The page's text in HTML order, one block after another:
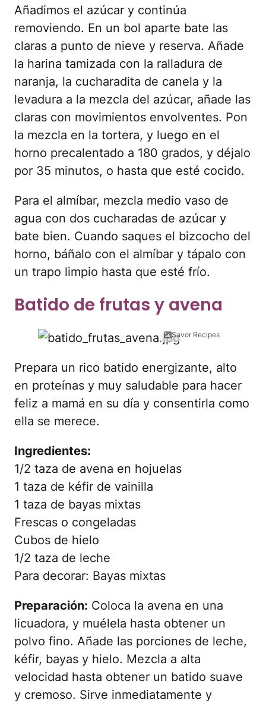
Añadimos el azúcar y continúa
removiendo. En un bol aparte bate las
claras a punto de nieve y reserva. Añade
la harina tamizada con la ralladura de
naranja, la cucharadita de canela y la
levadura a la mezcla del azúcar, añade las
claras con movimientos envolventes. Pon
la mezcla en la tortera, y luego en el
horno precalentado a 180 grados, y déjalo
por 35 minutos, o hasta que esté cocido.
Para el almíbar, mezcla medio vaso de
agua con dos cucharadas de azúcar y
bate bien. Cuando saques el bizcocho del
horno, báñalo con el almíbar y tápalo con
un trapo limpio hasta que esté frío.
Batido de frutas y avena
Savor Recipes
Prepara un rico batido energizante, alto
en proteínas y muy saludable para hacer
feliz a mamá en su día y consentirla como
ella se merece.
Ingredientes:
1/2 taza de avena en hojuelas
1 taza de kéfir de vainilla
1 taza de bayas mixtas
Frescas o congeladas
Cubos de hielo
1/2 taza de leche
Para decorar: Bayas mixtas
Preparación: Coloca la avena en una
licuadora, y muélela hasta obtener un
polvo fino. Añade las porciones de leche,
kéfir, bayas y hielo. Mezcla a alta
velocidad hasta obtener un batido suave
y cremoso. Sirve inmediatamente y